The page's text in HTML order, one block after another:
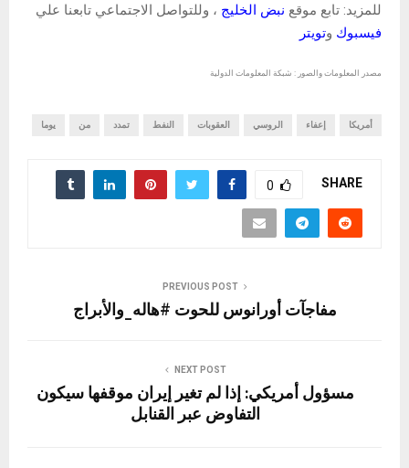
للمزيد: تابع موقع نبض الخليج ، وللتواصل الاجتماعي تابعنا علي
فيسبوك وتويتر
مصدر المعلومات والصور : شبكة المعلومات الدولية
أمريكا إعفاء الروسي العقوبات النفط تمدد من يوما
SHARE
0
PREVIOUS POST
مفاجآت أورانوس للحوت #هاله_والأبراج
NEXT POST
مسؤول أمريكي: إذا لم تغير إيران موقفها سيكون
التفاوض عبر القنابل